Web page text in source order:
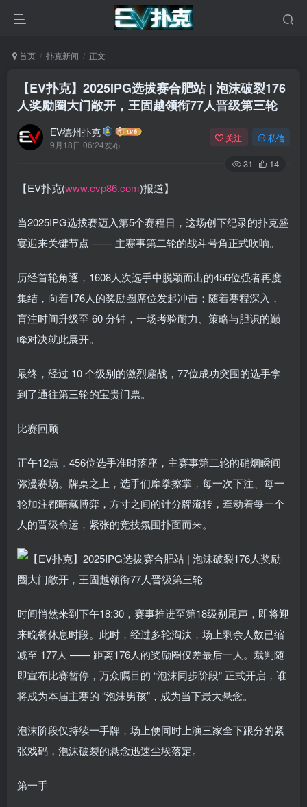
首页 扑克新闻 正文
【EV扑克】2025IPG选拔赛合肥站 | 泡沫破裂176
人奖励圈大门敞开，王固越领衔77人晋级第三轮
EV德州扑克
9月18日 06:24发布
关注 私信
31 14
【EV扑克(www.evp86.com)报道】
当2025IPG选拔赛迈入第5个赛程日，这场创下纪录的扑克盛
宴迎来关键节点 —— 主赛事第二轮的战斗号角正式吹响。
历经首轮角逐，1608人次选手中脱颖而出的456位强者再度
集结，向着176人的奖励圈席位发起冲击；随着赛程深入，
盲注时间升级至 60 分钟，一场考验耐力、策略与胆识的巅
峰对决就此展开。
最终，经过 10 个级别的激烈鏖战，77位成功突围的选手拿
到了通往第三轮的宝贵门票。
比赛回顾
正午12点，456位选手准时落座，主赛事第二轮的硝烟瞬间
弥漫赛场。牌桌之上，选手们摩拳擦掌，每一次下注、每一
轮加注都暗藏博弈，方寸之间的计分牌流转，牵动着每一个
人的晋级命运，紧张的竞技氛围扑面而来。
时间悄然来到下午18:30，赛事推进至第18级别尾声，即将迎
来晚餐休息时段。此时，经过多轮淘汰，场上剩余人数已缩
减至 177人 —— 距离176人的奖励圈仅差最后一人。裁判随
即宣布比赛暂停，万众瞩目的 “泡沫同步阶段” 正式开启，谁
将成为本届主赛的 “泡沫男孩”，成为当下最大悬念。
泡沫阶段仅持续一手牌，场上便同时上演三家全下跟分的紧
张戏码，泡沫破裂的悬念迅速尘埃落定。
第一手